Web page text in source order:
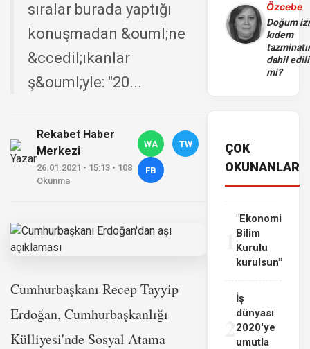
sıralar burada yaptığı
konuşmadan &ouml;ne
&ccedil;ıkanlar
ş&ouml;yle: "20...
Rekabet Haber
Merkezi
26.01.2021 - 15:13 • 108
Okunma
WA TW
FB
Cumhurbaşkanı Recep Tayyip
Erdoğan, Cumhurbaşkanlığı
Külliyesi'nde Sosyal Atama
Özcebe
Doğum
kıdem
dahil
mi?
ÇOK
OKUNANLAR
"Ekonomi
Bilim
Kurulu
kurulsun"
İş
dünyası
2020'ye
umutla